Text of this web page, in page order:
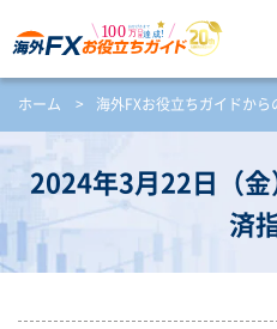
ホーム > 海外FXお役立ちガイドか
2024年3月22日（
済